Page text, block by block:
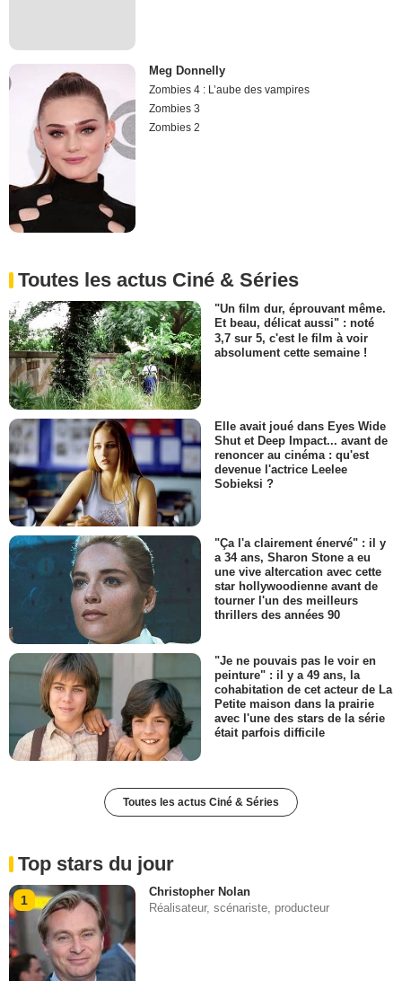
Meg Donnelly
Zombies 4 : L’aube des vampires
Zombies 3
Zombies 2
Toutes les actus Ciné & Séries
"Un film dur, éprouvant même.
Et beau, délicat aussi" : noté
3,7 sur 5, c'est le film à voir
absolument cette semaine !
Elle avait joué dans Eyes Wide
Shut et Deep Impact... avant de
renoncer au cinéma : qu'est
devenue l'actrice Leelee
Sobieksi ?
"Ça l'a clairement énervé" : il y
a 34 ans, Sharon Stone a eu
une vive altercation avec cette
star hollywoodienne avant de
tourner l'un des meilleurs
thrillers des années 90
"Je ne pouvais pas le voir en
peinture" : il y a 49 ans, la
cohabitation de cet acteur de La
Petite maison dans la prairie
avec l'une des stars de la série
était parfois difficile
Toutes les actus Ciné & Séries
Top stars du jour
1
Christopher Nolan
Réalisateur, scénariste, producteur